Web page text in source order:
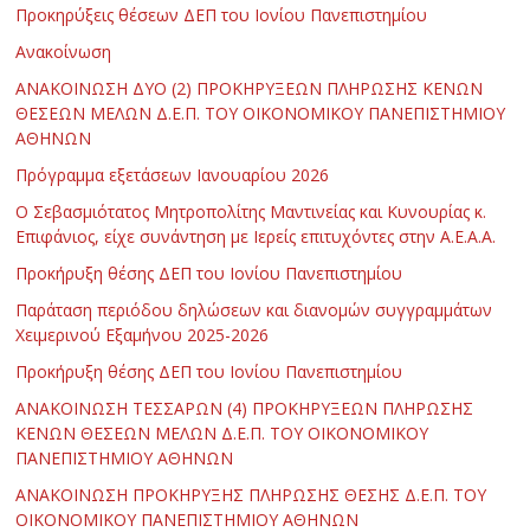
Προκηρύξεις θέσεων ΔΕΠ του Ιονίου Πανεπιστημίου
Ανακοίνωση
ΑΝΑΚΟΙΝΩΣΗ ΔΥΟ (2) ΠΡΟΚΗΡΥΞΕΩΝ ΠΛΗΡΩΣΗΣ ΚΕΝΩΝ
ΘΕΣΕΩΝ ΜΕΛΩΝ Δ.Ε.Π. ΤΟΥ ΟΙΚΟΝΟΜΙΚΟΥ ΠΑΝΕΠΙΣΤΗΜΙΟΥ
ΑΘΗΝΩΝ
Πρόγραμμα εξετάσεων Ιανουαρίου 2026
Ο Σεβασμιότατος Μητροπολίτης Μαντινείας και Κυνουρίας κ.
Επιφάνιος, είχε συνάντηση με Ιερείς επιτυχόντες στην Α.Ε.Α.Α.
Προκήρυξη θέσης ΔΕΠ του Ιονίου Πανεπιστημίου
Παράταση περιόδου δηλώσεων και διανομών συγγραμμάτων
Χειμερινού Εξαμήνου 2025-2026
Προκήρυξη θέσης ΔΕΠ του Ιονίου Πανεπιστημίου
ΑΝΑΚΟΙΝΩΣΗ ΤΕΣΣΑΡΩΝ (4) ΠΡΟΚΗΡΥΞΕΩΝ ΠΛΗΡΩΣΗΣ
ΚΕΝΩΝ ΘΕΣΕΩΝ ΜΕΛΩΝ Δ.Ε.Π. ΤΟΥ ΟΙΚΟΝΟΜΙΚΟΥ
ΠΑΝΕΠΙΣΤΗΜΙΟΥ ΑΘΗΝΩΝ
ΑΝΑΚΟΙΝΩΣΗ ΠΡΟΚΗΡΥΞΗΣ ΠΛΗΡΩΣΗΣ ΘΕΣΗΣ Δ.Ε.Π. ΤΟΥ
ΟΙΚΟΝΟΜΙΚΟΥ ΠΑΝΕΠΙΣΤΗΜΙΟΥ ΑΘΗΝΩΝ